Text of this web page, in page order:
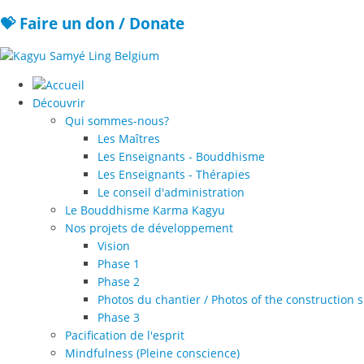
💝 Faire un don / Donate
Découvrir
Qui sommes-nous?
Les Maîtres
Les Enseignants - Bouddhisme
Les Enseignants - Thérapies
Le conseil d'administration
Le Bouddhisme Karma Kagyu
Nos projets de développement
Vision
Phase 1
Phase 2
Photos du chantier / Photos of the construction
Phase 3
Pacification de l'esprit
Mindfulness (Pleine conscience)